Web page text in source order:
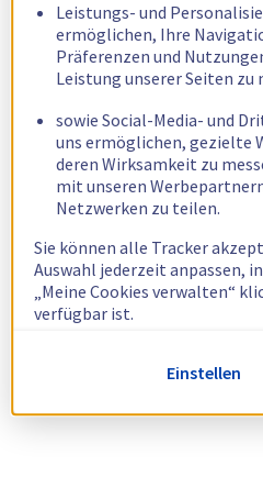
Leistungs- und
ermöglichen, Ihre
Präferenzen und
Leistung unserer Seiten zu
sowie Social-Media- und
uns ermöglichen, gezielte
deren Wirksamkeit zu
mit unseren
Netzwerken zu teilen.
Sie können alle Tracker
Auswahl jederzeit anpassen,
„Meine Cookies verwalten“
verfügbar ist.
Weitere Informationen
zur Verwendung von Cookies.
Einstellen